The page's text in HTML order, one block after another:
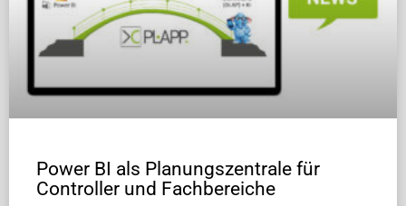
Power BI als Planungszentrale für
Controller und Fachbereiche